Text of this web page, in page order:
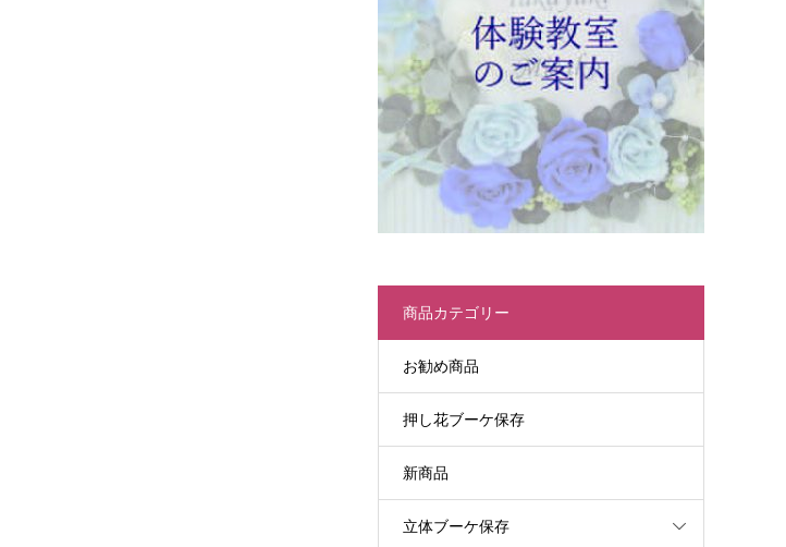
商品カテゴリー
お勧め商品
押し花ブーケ保存
新商品
立体ブーケ保存